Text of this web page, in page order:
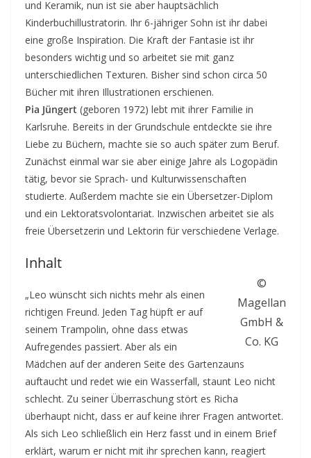
und Keramik, nun ist sie aber hauptsächlich
Kinderbuchillustratorin. Ihr 6-jähriger Sohn ist ihr dabei
eine große Inspiration. Die Kraft der Fantasie ist ihr
besonders wichtig und so arbeitet sie mit ganz
unterschiedlichen Texturen. Bisher sind schon circa 50
Bücher mit ihren Illustrationen erschienen.
Pia Jüngert (geboren 1972) lebt mit ihrer Familie in
Karlsruhe. Bereits in der Grundschule entdeckte sie ihre
Liebe zu Büchern, machte sie so auch später zum Beruf.
Zunächst einmal war sie aber einige Jahre als Logopädin
tätig, bevor sie Sprach- und Kulturwissenschaften
studierte. Außerdem machte sie ein Übersetzer-Diplom
und ein Lektoratsvolontariat. Inzwischen arbeitet sie als
freie Übersetzerin und Lektorin für verschiedene Verlage.
©
Magellan
GmbH &
Co. KG
Inhalt
„Leo wünscht sich nichts mehr als einen
richtigen Freund. Jeden Tag hüpft er auf
seinem Trampolin, ohne dass etwas
Aufregendes passiert. Aber als ein
Mädchen auf der anderen Seite des Gartenzauns
auftaucht und redet wie ein Wasserfall, staunt Leo nicht
schlecht. Zu seiner Überraschung stört es Richa
überhaupt nicht, dass er auf keine ihrer Fragen antwortet.
Als sich Leo schließlich ein Herz fasst und in einem Brief
erklärt, warum er nicht mit ihr sprechen kann, reagiert